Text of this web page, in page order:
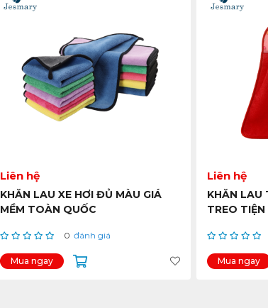
Liên hệ
KHĂN LAU XE HƠI ĐỦ MÀU GIÁ
MỀM TOÀN QUỐC
0 đánh giá
Mua ngay
Liên hệ
KHĂN LAU
TREO TIỆN
Mua ngay